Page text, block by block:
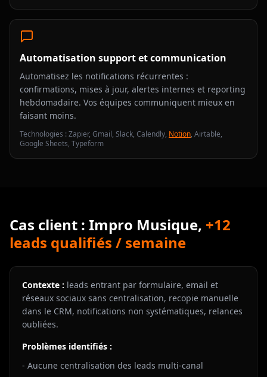
Automatisation support et communication
Automatisez les notifications récurrentes :
confirmations, mises à jour, alertes internes et reporting
hebdomadaire. Vos équipes communiquent mieux en
faisant moins.
Technologies : Zapier, Gmail, Slack, Calendly, Notion, Airtable,
Google Sheets, Typeform
Cas client : Impro Musique, +12
leads qualifiés / semaine
Contexte : leads entrant par formulaire, email et
réseaux sociaux sans centralisation, recopie manuelle
dans le CRM, notifications non systématiques, relances
oubliées.
Problèmes identifiés :
- Aucune centralisation des leads multi-canal